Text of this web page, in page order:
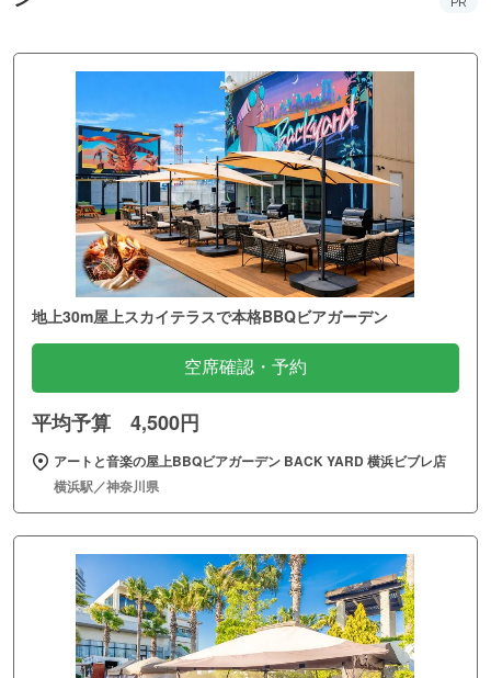
地上30m屋上スカイテラスで本格BBQビアガーデン
空席確認・予約
平均予算 4,500円
アートと音楽の屋上BBQビアガーデン BACK YARD 横浜ビブレ店
横浜駅／神奈川県